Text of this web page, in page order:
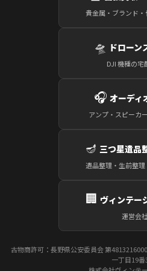
貴金属・ブランド
🛸 ドローン
DJI 機種の宅
🎧 オーディ
アンプ・スピーカ
🪔 三つ星遺品
遺品整理・生前整
🏢 ヴィンテー
運営会
古物商許可：長野県公安委員会 第
一丁目19番